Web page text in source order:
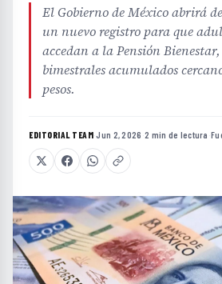
El Gobierno de México abrirá
un nuevo registro para que
accedan a la Pensión
bimestrales acumulados
pesos.
EDITORIAL TEAM·Jun 2, 2026 ·2 min de lectura ·